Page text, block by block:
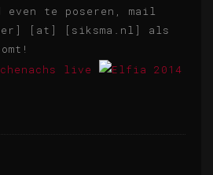
te poseren, mail
[at] [siksma.nl] als